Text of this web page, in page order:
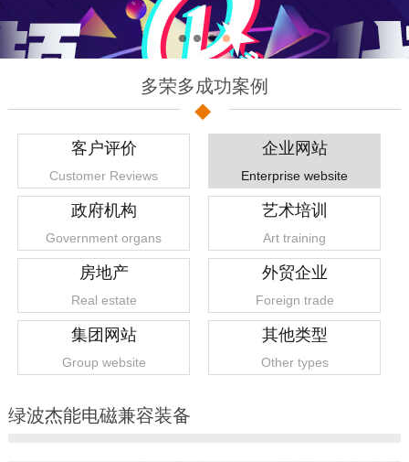
多荣多成功案例
客户评价
Customer Reviews
企业网站
Enterprise website
政府机构
Government organs
艺术培训
Art training
房地产
Real estate
外贸企业
Foreign trade
集团网站
Group website
其他类型
Other types
绿波杰能电磁兼容装备